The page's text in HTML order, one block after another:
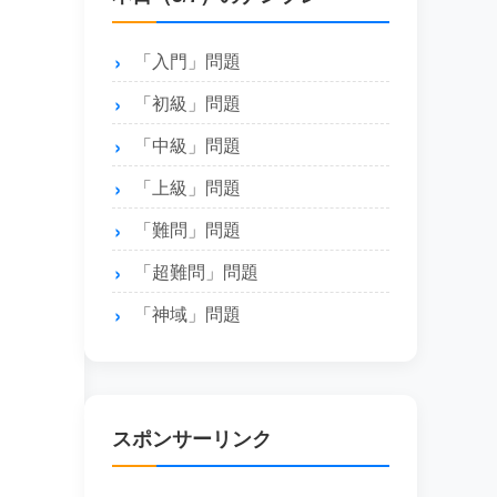
「入門」問題
「初級」問題
「中級」問題
「上級」問題
「難問」問題
「超難問」問題
「神域」問題
スポンサーリンク